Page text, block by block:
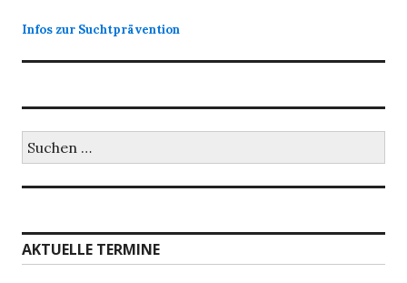
Infos zur Suchtprävention
nach:
AKTUELLE TERMINE